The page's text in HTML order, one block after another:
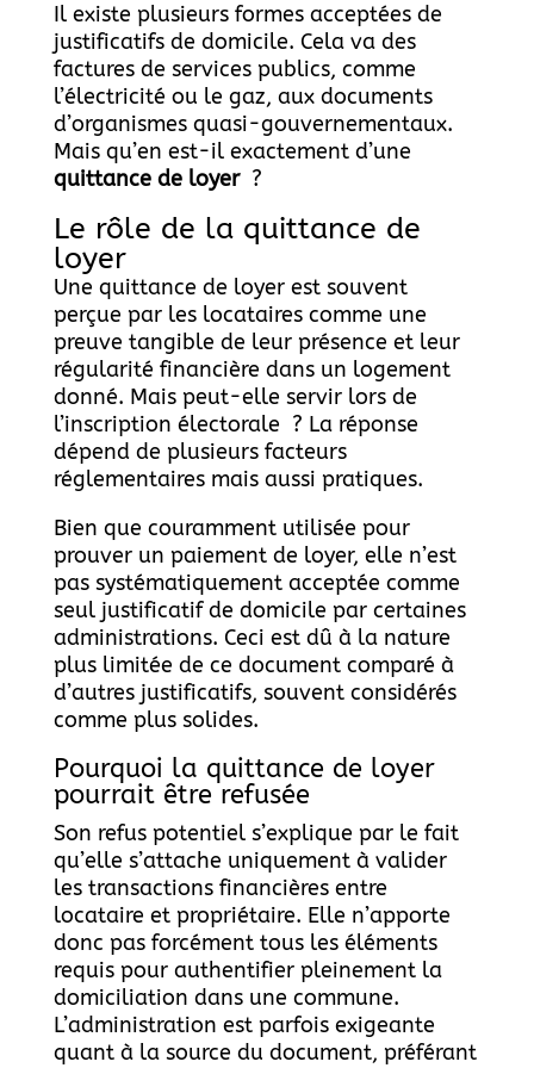
Il existe plusieurs formes acceptées de
justificatifs de domicile. Cela va des
factures de services publics, comme
l’électricité ou le gaz, aux documents
d’organismes quasi-gouvernementaux.
Mais qu’en est-il exactement d’une
quittance de loyer?
Le rôle de la quittance de
loyer
Une quittance de loyer est souvent
perçue par les locataires comme une
preuve tangible de leur présence et leur
régularité financière dans un logement
donné. Mais peut-elle servir lors de
l’inscription électorale ? La réponse
dépend de plusieurs facteurs
réglementaires mais aussi pratiques.
Bien que couramment utilisée pour
prouver un paiement de loyer, elle n’est
pas systématiquement acceptée comme
seul justificatif de domicile par certaines
administrations. Ceci est dû à la nature
plus limitée de ce document comparé à
d’autres justificatifs, souvent considérés
comme plus solides.
Pourquoi la quittance de loyer
pourrait être refusée
Son refus potentiel s’explique par le fait
qu’elle s’attache uniquement à valider
les transactions financières entre
locataire et propriétaire. Elle n’apporte
donc pas forcément tous les éléments
requis pour authentifier pleinement la
domiciliation dans une commune.
L’administration est parfois exigeante
quant à la source du document, préférant